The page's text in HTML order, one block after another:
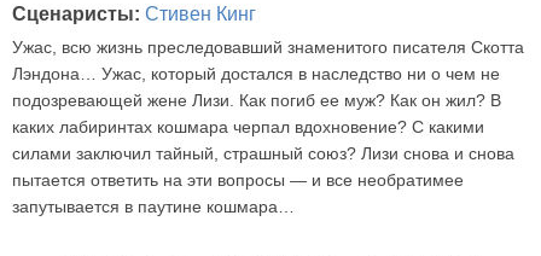
Сценаристы: Стивен Кинг
Ужас, всю жизнь преследовавший знаменитого писателя Скотта
Лэндона… Ужас, который достался в наследство ни о чем не
подозревающей жене Лизи. Как погиб ее муж? Как он жил? В
каких лабиринтах кошмара черпал вдохновение? С какими
силами заключил тайный, страшный союз? Лизи снова и снова
пытается ответить на эти вопросы — и все необратимее
запутывается в паутине кошмара…